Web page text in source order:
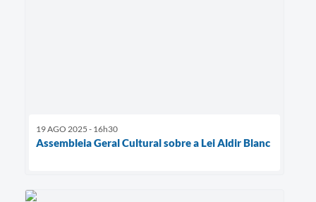
19 AGO 2025 - 16h30
Assembleia Geral Cultural sobre a Lei Aldir Blanc